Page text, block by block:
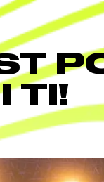
TI!